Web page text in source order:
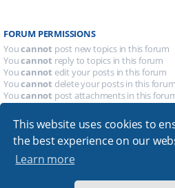
This website uses cookies to
the best experience on our
Learn more
FORUM PERMISSIONS
Youcannot post new topics in this forum
Youcannot reply to topics in this forum
Youcannot edit your posts in this forum
Youcannot delete your posts in this forum
Youcannot post attachments in this
Board index
Absolution style by